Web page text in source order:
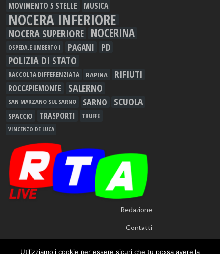
MOVIMENTO 5 STELLE MUSICA
NOCERA INFERIORE
NOCERA SUPERIORE NOCERINA
OSPEDALE UMBERTO I PAGANI PD
POLIZIA DI STATO
RACCOLTA DIFFERENZIATA RAPINA RIFIUTI
ROCCAPIEMONTE SALERNO
SAN MARZANO SUL SARNO SARNO SCUOLA
SPACCIO TRASPORTI TRUFFE
VINCENZO DE LUCA
Redazione
Contatti
Utilizziamo i cookie per essere sicuri che tu possa avere la